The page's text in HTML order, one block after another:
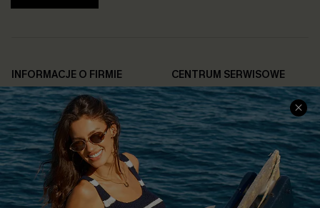
INFORMACJE O FIRMIE
O NAS
Opinie Klientów
Polityka Prywatności
Warunki & Zasady
Łańcuch Dostaw Cupshe
CENTRUM SERWISOWE
Informacje o Wysyłce
Jak Śledzić
Polityka Zwrotów
Rozpocznij Zwrot
Informacje o Rozmiarach